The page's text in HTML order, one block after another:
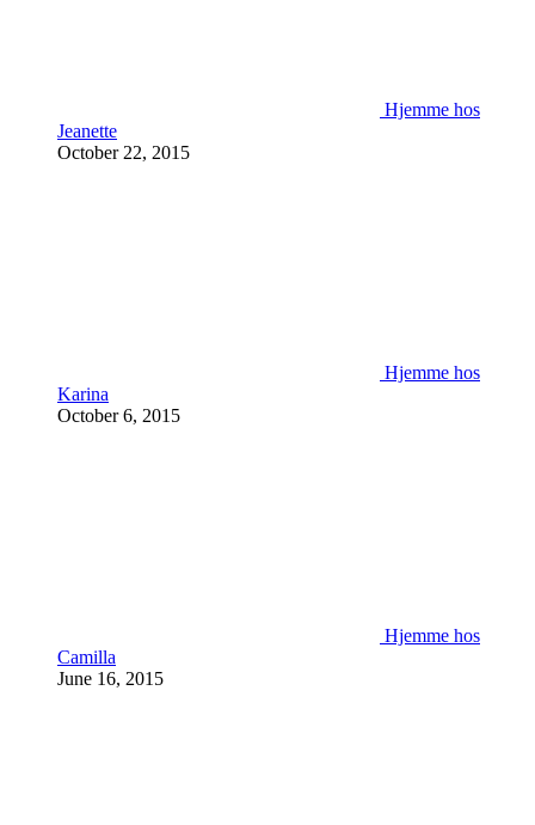
Hjemme hos
Jeanette
October 22, 2015
Hjemme hos
Karina
October 6, 2015
Hjemme hos
Camilla
June 16, 2015